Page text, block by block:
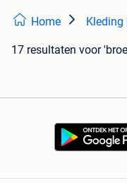
Home Kleding
17 resultaten voor